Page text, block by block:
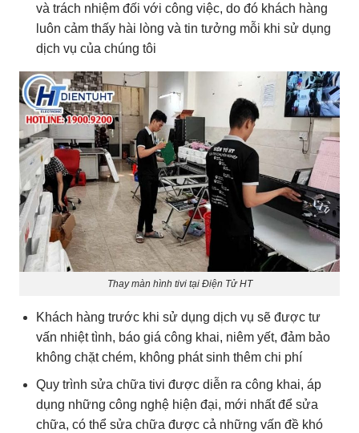
và trách nhiệm đối với công việc, do đó khách hàng
luôn cảm thấy hài lòng và tin tưởng mỗi khi sử dụng
dịch vụ của chúng tôi
Thay màn hình tivi tại Điện Tử HT
Khách hàng trước khi sử dụng dịch vụ sẽ được tư
vấn nhiệt tình, báo giá công khai, niêm yết, đảm bảo
không chặt chém, không phát sinh thêm chi phí
Quy trình sửa chữa tivi được diễn ra công khai, áp
dụng những công nghệ hiện đại, mới nhất để sửa
chữa, có thể sửa chữa được cả những vấn đề khó